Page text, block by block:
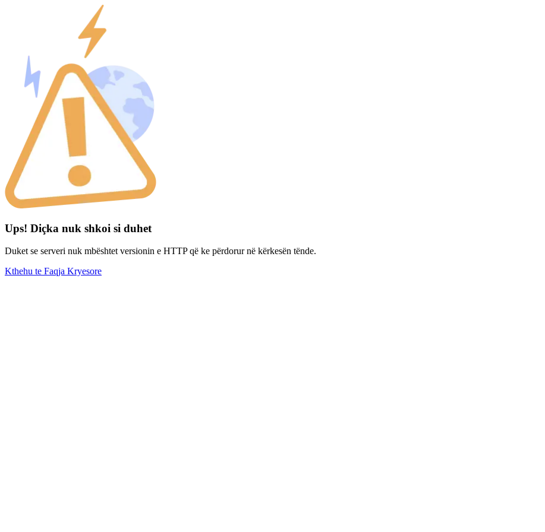
Ups! Diçka nuk shkoi si duhet
Duket se serveri nuk mbështet versionin e HTTP që ke përdorur në kërkesën tënde.
Kthehu te Faqja Kryesore